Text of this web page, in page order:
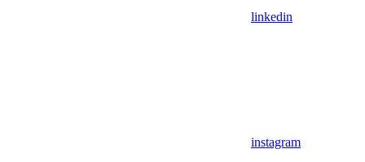
linkedin
instagram